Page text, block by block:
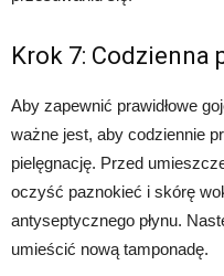
Krok 7: Codzienna
Aby zapewnić prawidłowe
ważne jest, aby codziennie
pielęgnację. Przed
oczyść paznokieć i skórę
antyseptycznego płynu.
umieścić nową tamponadę.